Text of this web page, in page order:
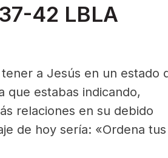
42 LBLA
a Jesús en un estado
que estabas indicando,
relaciones en su debido
de hoy sería: «Ordena tus